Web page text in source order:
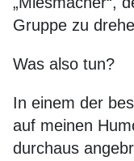
Gruppe zu
Was also tun?
In einem der
auf meinen
durchaus